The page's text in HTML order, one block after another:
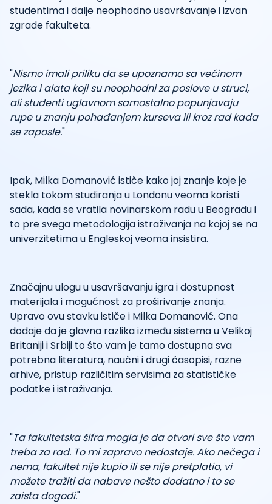
studentima i dalje neophodno usavršavanje i izvan
zgrade fakulteta.
"Nismo imali priliku da se upoznamo sa većinom
jezika i alata koji su neophodni za poslove u struci,
ali studenti uglavnom samostalno popunjavaju
rupe u znanju pohađanjem kurseva ili kroz rad kada
se zaposle."
Ipak, Milka Domanović ističe kako joj znanje koje je
stekla tokom studiranja u Londonu veoma koristi
sada, kada se vratila novinarskom radu u Beogradu i
to pre svega metodologija istraživanja na kojoj se na
univerzitetima u Engleskoj veoma insistira.
Značajnu ulogu u usavršavanju igra i dostupnost
materijala i mogućnost za proširivanje znanja.
Upravo ovu stavku ističe i Milka Domanović. Ona
dodaje da je glavna razlika između sistema u Velikoj
Britaniji i Srbiji to što vam je tamo dostupna sva
potrebna literatura, naučni i drugi časopisi, razne
arhive, pristup različitim servisima za statističke
podatke i istraživanja.
"Ta fakultetska šifra mogla je da otvori sve što vam
treba za rad. To mi zapravo nedostaje. Ako nečega i
nema, fakultet nije kupio ili se nije pretplatio, vi
možete tražiti da nabave nešto dodatno i to se
zaista dogodi."